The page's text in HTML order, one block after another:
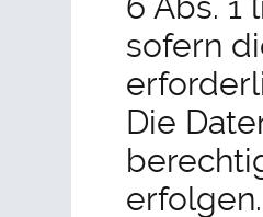
sofern
Die